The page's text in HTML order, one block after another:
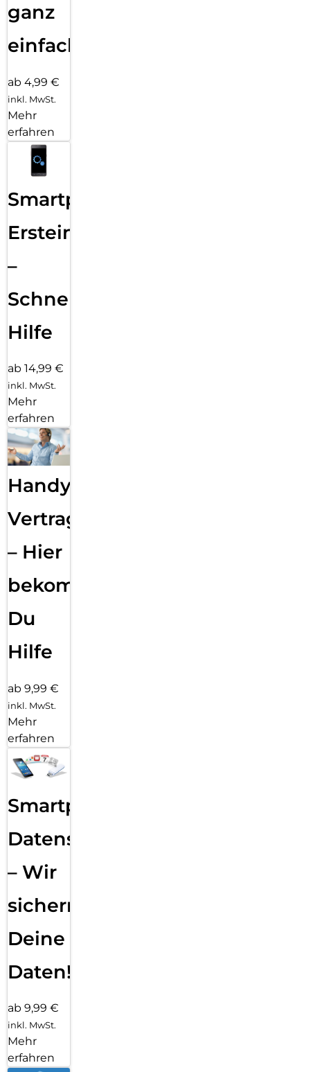
ganz
einfach
ab 4,99 €
inkl. MwSt.
Mehr
erfahren
Smartphone
Ersteinrichtung
–
Schnelle
Hilfe
ab 14,99 €
inkl. MwSt.
Mehr
erfahren
Handy
Vertragsabwicklung
– Hier
bekommst
Du
Hilfe
ab 9,99 €
inkl. MwSt.
Mehr
erfahren
Smartphone
Datensicherung
– Wir
sichern
Deine
Daten!
ab 9,99 €
inkl. MwSt.
Mehr
erfahren